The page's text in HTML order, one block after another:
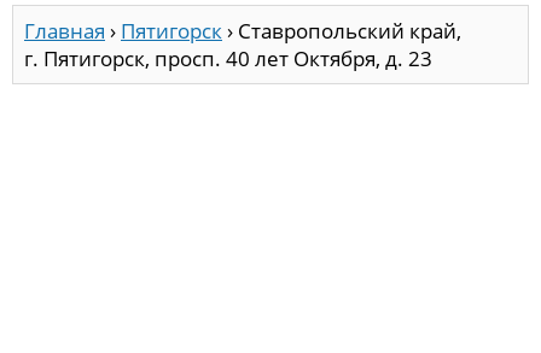
Главная › Пятигорск › Ставропольский край,
г. Пятигорск, просп. 40 лет Октября, д. 23